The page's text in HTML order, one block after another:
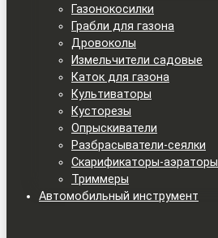
Газонокосилки
Грабли для газона
Дровоколы
Измельчители садовые
Каток для газона
Культиваторы
Кусторезы
Опрыскиватели
Разбрасыватели-сеялки
Скарификаторы-аэраторы
Триммеры
Автомобильный инструмент